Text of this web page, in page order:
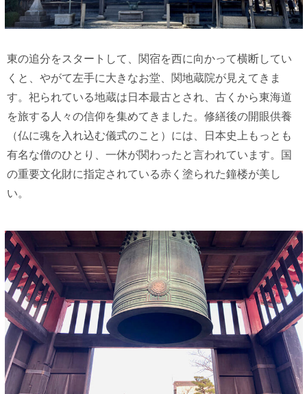
東の追分をスタートして、関宿を西に向かって横断してい
くと、やがて左手に大きなお堂、関地蔵院が見えてきま
す。祀られている地蔵は日本最古とされ、古くから東海道
を旅する人々の信仰を集めてきました。修繕後の開眼供養
（仏に魂を入れ込む儀式のこと）には、日本史上もっとも
有名な僧のひとり、一休が関わったと言われています。国
の重要文化財に指定されている赤く塗られた鐘楼が美し
い。